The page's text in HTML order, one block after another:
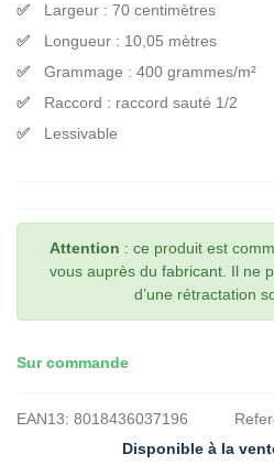
Largeur : 70 centimètres
Longueur : 10,05 mètres
Grammage : 400 grammes/m²
Raccord : raccord sauté 1/2
Lessivable
Attention : ce produit est
vous auprès du fabricant. Il ne
d’une rétractation
Sur commande
EAN13: 8018436037196
Disponible à la